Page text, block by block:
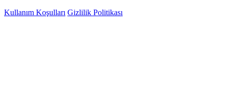
Kullanım Koşulları Gizlilik Politikası